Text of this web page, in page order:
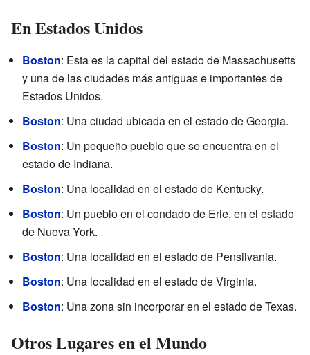
En Estados Unidos
Boston: Esta es la capital del estado de Massachusetts
y una de las ciudades más antiguas e importantes de
Estados Unidos.
Boston: Una ciudad ubicada en el estado de Georgia.
Boston: Un pequeño pueblo que se encuentra en el
estado de Indiana.
Boston: Una localidad en el estado de Kentucky.
Boston: Un pueblo en el condado de Erie, en el estado
de Nueva York.
Boston: Una localidad en el estado de Pensilvania.
Boston: Una localidad en el estado de Virginia.
Boston: Una zona sin incorporar en el estado de Texas.
Otros Lugares en el Mundo